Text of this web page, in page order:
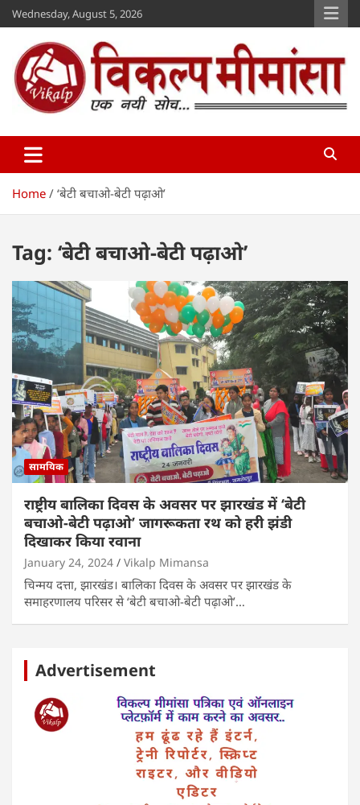
Skip
to
content
Wednesday, August 5, 2026
Vikalp Mimansa
Home ‘बेटी बचाओ-बेटी पढ़ाओ’
Tag: ‘बेटी बचाओ-बेटी पढ़ाओ’
सामयिक
राष्ट्रीय बालिका दिवस के अवसर पर झारखंड में ‘बेटी
बचाओ-बेटी पढ़ाओ’ जागरूकता रथ को हरी झंडी
दिखाकर किया रवाना
January 24, 2024 Vikalp Mimansa
चिन्मय दत्ता, झारखंड। बालिका दिवस के अवसर पर झारखंड के
समाहरणालय परिसर से ‘बेटी बचाओ-बेटी पढ़ाओ’…
Advertisement